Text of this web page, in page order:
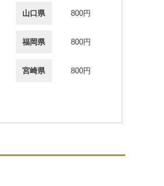
山口県 800円
福岡県 800円
宮崎県 800円